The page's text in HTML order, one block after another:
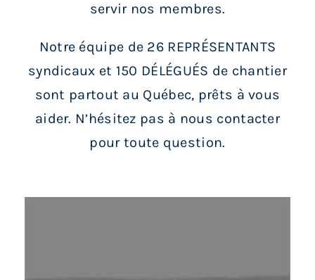
servir nos membres.
Notre équipe de 26 REPRÉSENTANTS
syndicaux et 150 DÉLÉGUÉS de chantier
sont partout au Québec, prêts à vous
aider. N’hésitez pas à nous contacter
pour toute question.